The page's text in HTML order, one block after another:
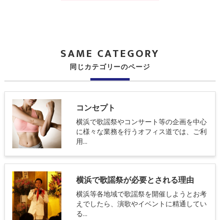
同じカテゴリーのページ
SAME CATEGORY
コンセプト
横浜で歌謡祭やコンサート等の企画を中心
に様々な業務を行うオフィス道では、ご利
用…
横浜で歌謡祭が必要とされる理由
横浜等各地域で歌謡祭を開催しようとお考
えでしたら、演歌やイベントに精通してい
る…